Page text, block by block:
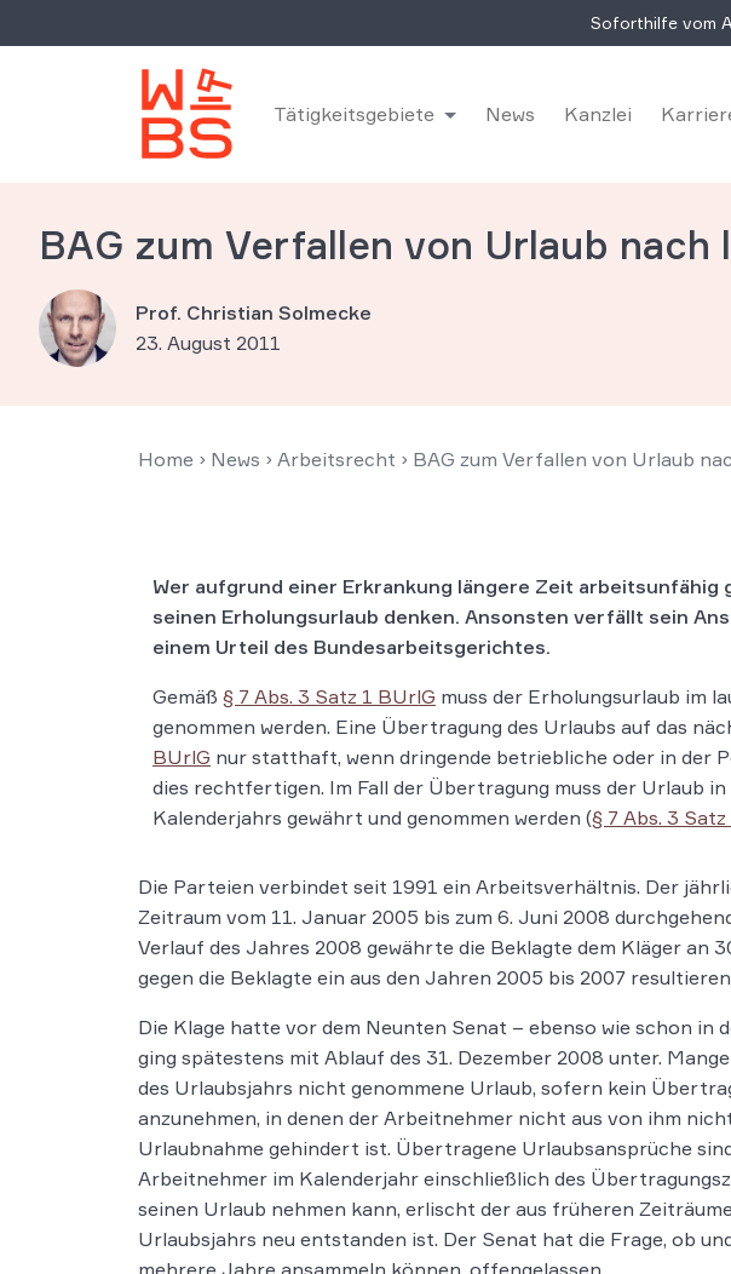
Soforthilfe vom
Tätigkeitsgebiete News Kanzlei
BAG zum Verfallen von Urlaub
Prof. Christian Solmecke
23. August 2011
Home › News › Arbeitsrecht › BAG zum Verfallen von Urlaub
Wer aufgrund einer Erkrankung längere Zeit
seinen Erholungsurlaub denken. Ansonsten verfällt sein
einem Urteil des Bundesarbeitsgerichtes.
Gemäß § 7 Abs. 3 Satz 1 BUrlG muss der Erholungsurlaub im
genommen werden. Eine Übertragung des Urlaubs auf das
BUrlG nur statthaft, wenn dringende betriebliche oder in der
dies rechtfertigen. Im Fall der Übertragung muss der Urlaub
Kalenderjahrs gewährt und genommen werden (§ 7 Abs. 3
Die Parteien verbindet seit 1991 ein Arbeitsverhältnis. Der
Zeitraum vom 11. Januar 2005 bis zum 6. Juni 2008
Verlauf des Jahres 2008 gewährte die Beklagte dem Kläger an
gegen die Beklagte ein aus den Jahren 2005 bis 2007
Die Klage hatte vor dem Neunten Senat – ebenso wie schon
ging spätestens mit Ablauf des 31. Dezember 2008 unter.
des Urlaubsjahrs nicht genommene Urlaub, sofern kein
anzunehmen, in denen der Arbeitnehmer nicht aus von ihm
Urlaubnahme gehindert ist. Übertragene Urlaubsansprüche
Arbeitnehmer im Kalenderjahr einschließlich des
seinen Urlaub nehmen kann, erlischt der aus früheren
Urlaubsjahrs neu entstanden ist. Der Senat hat die Frage, ob
mehrere Jahre ansammeln können, offengelassen.